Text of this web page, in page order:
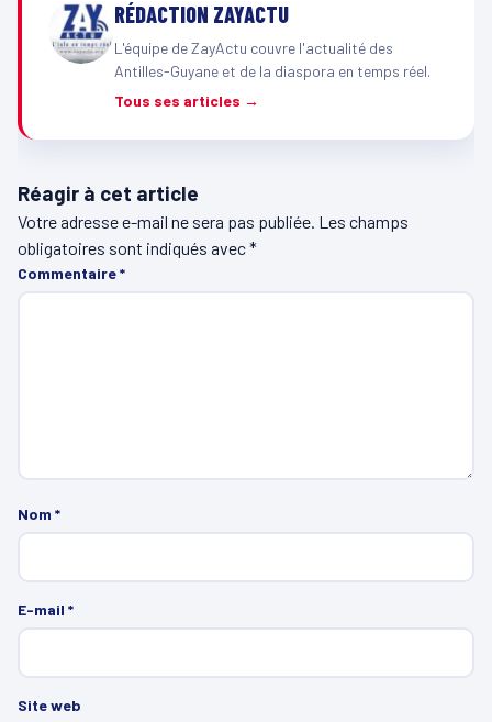
RÉDACTION ZAYACTU
L'équipe de ZayActu couvre l'actualité des
Antilles-Guyane et de la diaspora en temps réel.
Tous ses articles →
Réagir à cet article
Votre adresse e-mail ne sera pas publiée. Les champs
obligatoires sont indiqués avec*
Commentaire*
Nom *
E-mail *
Site web